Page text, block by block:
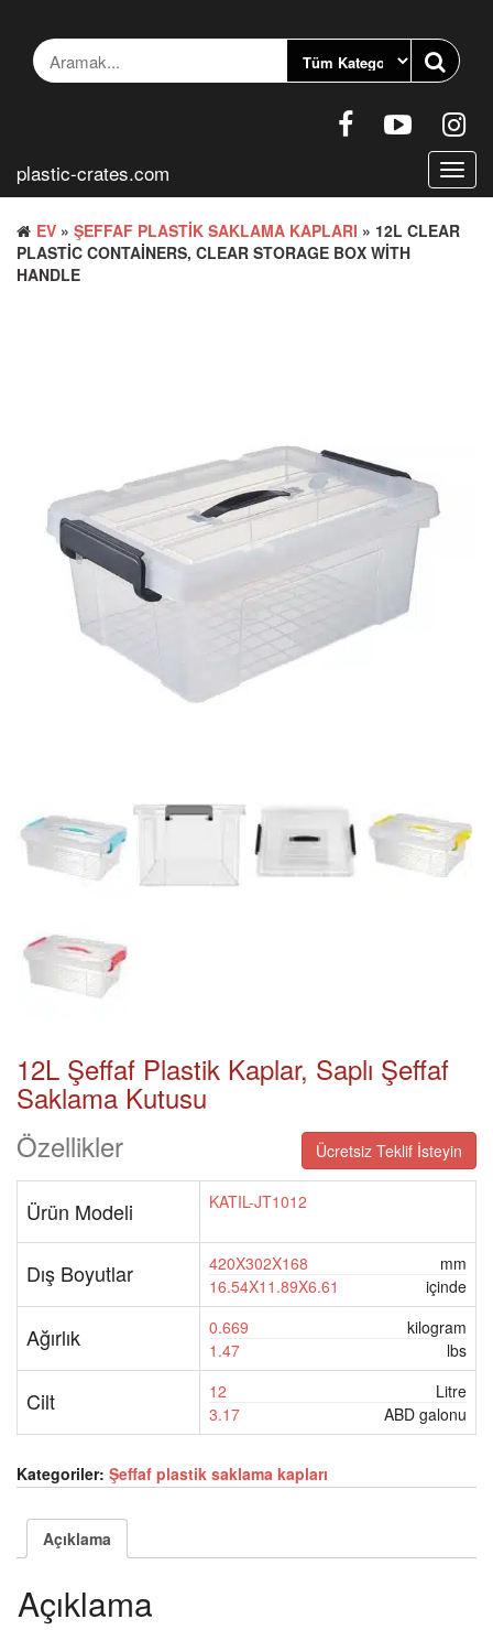
aç/
plastic-crates.com
EV » ŞEFFAF PLASTIK SAKLAMA KAPLARI » 12L CLEAR
PLASTIC CONTAINERS, CLEAR STORAGE BOX WITH
HANDLE
12L Şeffaf Plastik Kaplar, Saplı Şeffaf
Saklama Kutusu
Özellikler
Ücretsiz Teklif İsteyin
Ürün Modeli KATIL-JT1012
Dış Boyutlar 420X302X168
mm
16.54X11.89X6.61
içinde
Ağırlık 0.669
kilogram
1.47
lbs
Cilt 12
Litre
3.17
ABD galonu
Kategoriler: Şeffaf plastik saklama kapları
Açıklama
Açıklama